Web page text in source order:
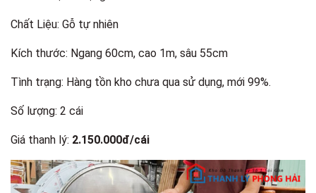
Chất Liệu: Gỗ tự nhiên
Kích thước: Ngang 60cm, cao 1m, sâu 55cm
Tình trạng: Hàng tồn kho chưa qua sử dụng, mới 99%.
Số lượng: 2 cái
Giá thanh lý: 2.150.000đ/cái